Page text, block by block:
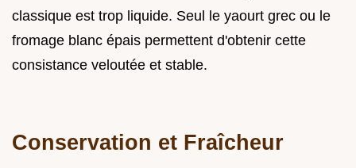
classique est trop liquide. Seul le yaourt grec ou le
fromage blanc épais permettent d'obtenir cette
consistance veloutée et stable.
Conservation et Fraîcheur